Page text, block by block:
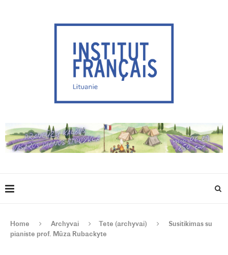
Home Archyvai Tete (archyvai)
Susitikimas su
pianiste prof. Mūza Rubackyte